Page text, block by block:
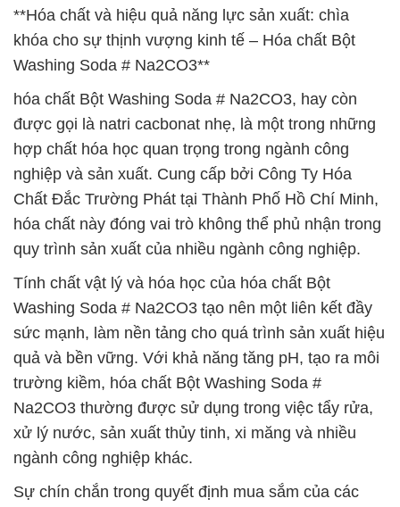
**Hóa chất và hiệu quả năng lực sản xuất: chìa
khóa cho sự thịnh vượng kinh tế – Hóa chất Bột
Washing Soda # Na2CO3**
hóa chất Bột Washing Soda # Na2CO3, hay còn
được gọi là natri cacbonat nhẹ, là một trong những
hợp chất hóa học quan trọng trong ngành công
nghiệp và sản xuất. Cung cấp bởi Công Ty Hóa
Chất Đắc Trường Phát tại Thành Phố Hồ Chí Minh,
hóa chất này đóng vai trò không thể phủ nhận trong
quy trình sản xuất của nhiều ngành công nghiệp.
Tính chất vật lý và hóa học của hóa chất Bột
Washing Soda # Na2CO3 tạo nên một liên kết đầy
sức mạnh, làm nền tảng cho quá trình sản xuất hiệu
quả và bền vững. Với khả năng tăng pH, tạo ra môi
trường kiềm, hóa chất Bột Washing Soda #
Na2CO3 thường được sử dụng trong việc tẩy rửa,
xử lý nước, sản xuất thủy tinh, xi măng và nhiều
ngành công nghiệp khác.
Sự chín chắn trong quyết định mua sắm của các